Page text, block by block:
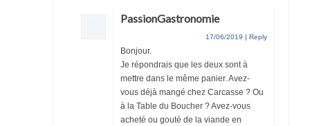
PassionGastronomie
17/06/2019 | Reply
Bonjour.
Je répondrais que les deux sont à
mettre dans le même panier. Avez-
vous déjà mangé chez Carcasse ? Ou
à la Table du Boucher ? Avez-vous
acheté ou gouté de la viande en